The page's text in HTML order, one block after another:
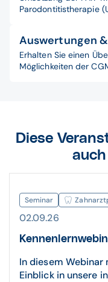
Parodontitistherapie
Auswertungen
Erhalten Sie einen
Möglichkeiten der
Diese
Seminar
02.09.26
In diesem
Einblick in unsere